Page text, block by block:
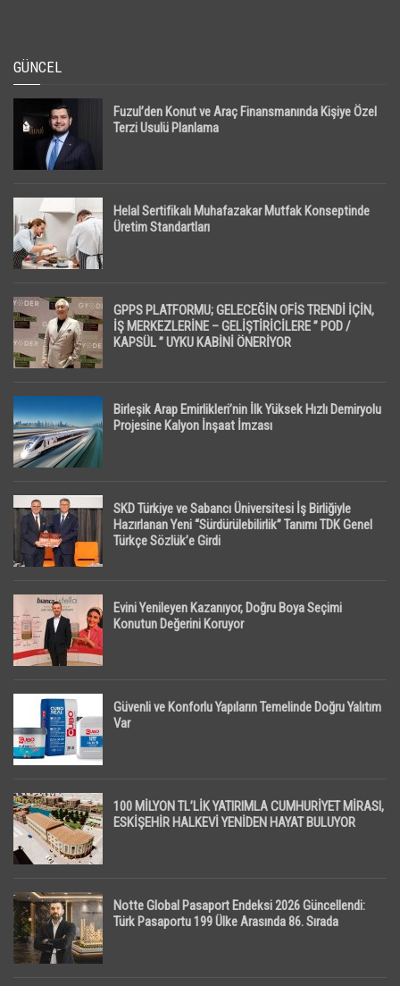
GÜNCEL
Fuzul’den Konut ve Araç Finansmanında Kişiye Özel
Terzi Usulü Planlama
Helal Sertifikalı Muhafazakar Mutfak Konseptinde
Üretim Standartları
GPPS PLATFORMU; GELECEĞİN OFİS TRENDİ İÇİN,
İŞ MERKEZLERİNE – GELİŞTİRİCİLERE ” POD /
KAPSÜL ” UYKU KABİNİ ÖNERİYOR
Birleşik Arap Emirlikleri’nin İlk Yüksek Hızlı Demiryolu
Projesine Kalyon İnşaat İmzası
SKD Türkiye ve Sabancı Üniversitesi İş Birliğiyle
Hazırlanan Yeni “Sürdürülebilirlik” Tanımı TDK Genel
Türkçe Sözlük’e Girdi
Evini Yenileyen Kazanıyor, Doğru Boya Seçimi
Konutun Değerini Koruyor
Güvenli ve Konforlu Yapıların Temelinde Doğru Yalıtım
Var
100 MİLYON TL’LİK YATIRIMLA CUMHURİYET MİRASI,
ESKİŞEHİR HALKEVİ YENİDEN HAYAT BULUYOR
Notte Global Pasaport Endeksi 2026 Güncellendi:
Türk Pasaportu 199 Ülke Arasında 86. Sırada